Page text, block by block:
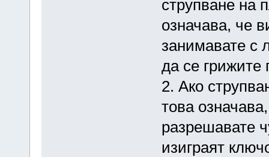
струпване на
означава, че
занимавате с
да се грижите
2. Ако
това
разрешавате
изиграят